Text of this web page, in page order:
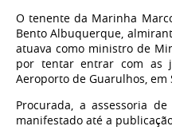
O tenente da Marinha
Bento Albuquerque,
atuava como ministro de
por tentar entrar com as
Aeroporto de Guarulhos, em
Procurada, a assessoria
manifestado até a